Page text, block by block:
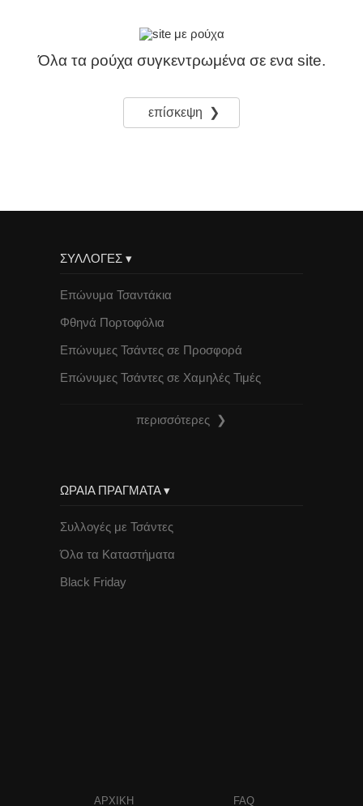
Όλα τα ρούχα συγκεντρωμένα σε ενα site.
επίσκεψη ❯
ΣΥΛΛΟΓΕΣ ▾
Επώνυμα Τσαντάκια
Φθηνά Πορτοφόλια
Επώνυμες Τσάντες σε Προσφορά
Επώνυμες Τσάντες σε Χαμηλές Τιμές
περισσότερες ❯
ΩΡΑΙΑ ΠΡΑΓΜΑΤΑ ▾
Συλλογές με Τσάντες
Όλα τα Καταστήματα
Black Friday
ΑΡΧΙΚΗ FAQ